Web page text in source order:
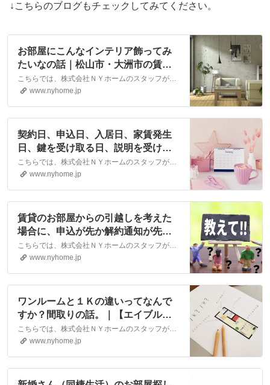
↓こちらのブログもチェックしてみてください。
お部屋にこんなインテリア飾ってみ
たいなの話｜松山市・大洲市の賃
貸・不動産なら株式会社NYホーム こちらでは、株式会社ＮＹホームのスタッフが執筆したスタッフブログ記事、「お部屋にこんなインテリア飾ってみたいなの話」をご紹介しております。他にも様々なテーマの記事がありますので、お住まい探しの合間にぜひご一読ください！
www.nyhome.jp
契約日、申込日、入居日、家賃発生
日、鍵を受け取る日、説明を受ける
日それぞれの違いについて。｜松山
市・大洲市の賃貸・不動産なら株式
会社NYホーム
こちらでは、株式会社ＮＹホームのスタッフが執筆したスタッフブログ記事、「契約日、申込日、入居日、家賃発生日、鍵を受け取る日、説明を受ける日それぞれの違いについて。」をご紹介しております。他にも様々なテーマの記事がありますので、お住まい探しの合間にぜひご一読ください！
www.nyhome.jp
賃貸のお部屋からの引越しを考えた
場合に、申込が先か解約通知が先か
という話。｜松山市・大洲市の賃
貸・不動産なら株式会社NYホーム
こちらでは、株式会社ＮＹホームのスタッフが執筆したスタッフブログ記事、「賃貸のお部屋からの引越しを考えた場合に、申込が先か解約通知が先かという話。」をご紹介しております。他にも様々なテーマの記事がありますので、お住まい探しの合間にぜひご一読ください！
www.nyhome.jp
ワンルームと１Ｋの違いってなんで
すか？間取りの話。｜【エイブルネ
ットワーク】(株)NYホーム 松山
市・大洲市の賃貸・不動産
こちらでは、株式会社ＮＹホームのスタッフが執筆したスタッフブログ記事、「ワンルームと１Ｋの違いってなんですか？間取りの話。」をご紹介しております。他にも様々なテーマの記事がありますので、お住まい探しの合間にぜひご一読ください！
www.nyhome.jp